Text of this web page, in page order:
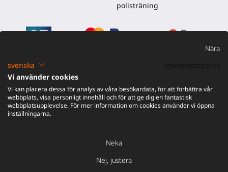
polisträning
©2016-2026 - ProTubeVR™
tullar|Garanti|Retur och återbetalning
Nära
svenska
Vi använder cookies
Vi kan placera dessa för analys av våra besökardata, för att förbättra vår
webbplats, visa personligt innehåll och för att ge dig en fantastisk
webbplatsupplevelse. För mer information om cookies använder vi öppna
inställningarna.
Neka
Nej, justera